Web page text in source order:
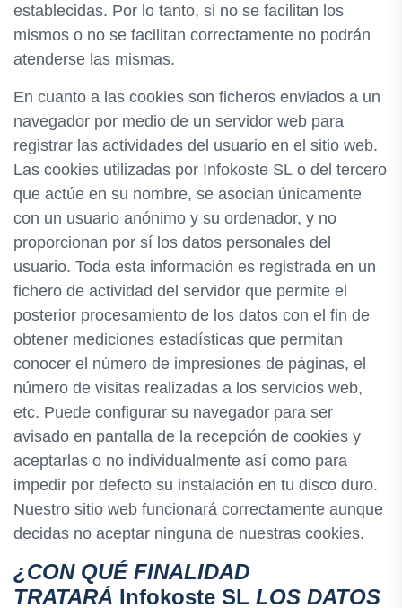
establecidas. Por lo tanto, si no se facilitan los
mismos o no se facilitan correctamente no podrán
atenderse las mismas.
En cuanto a las cookies son ficheros enviados a un
navegador por medio de un servidor web para
registrar las actividades del usuario en el sitio web.
Las cookies utilizadas por Infokoste SL o del tercero
que actúe en su nombre, se asocian únicamente
con un usuario anónimo y su ordenador, y no
proporcionan por sí los datos personales del
usuario. Toda esta información es registrada en un
fichero de actividad del servidor que permite el
posterior procesamiento de los datos con el fin de
obtener mediciones estadísticas que permitan
conocer el número de impresiones de páginas, el
número de visitas realizadas a los servicios web,
etc. Puede configurar su navegador para ser
avisado en pantalla de la recepción de cookies y
aceptarlas o no individualmente así como para
impedir por defecto su instalación en tu disco duro.
Nuestro sitio web funcionará correctamente aunque
decidas no aceptar ninguna de nuestras cookies.
¿CON QUÉ FINALIDAD
TRATARÁ Infokoste SL LOS DATOS